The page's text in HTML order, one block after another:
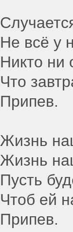
Не всё у
Никто ни
Что
Припев.
Жизнь
Жизнь
Пусть
Чтоб ей
Припев.